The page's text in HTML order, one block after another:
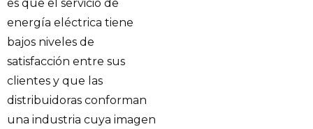
es que el servicio de
energía eléctrica tiene
bajos niveles de
satisfacción entre sus
clientes y que las
distribuidoras conforman
una industria cuya imagen